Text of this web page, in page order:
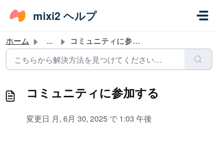
mixi2 ヘルプ
ホーム ... コミュニティに参加する
コミュニティに参加する
変更日 月, 6月 30, 2025 で 1:03 午後